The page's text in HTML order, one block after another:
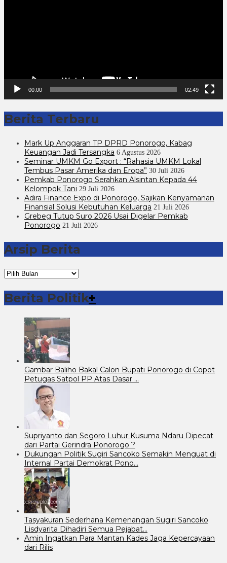
00:00 02:49
Berita Terbaru
Mark Up Anggaran TP DPRD Ponorogo, Kabag
Keuangan Jadi Tersangka 6 Agustus 2026
Seminar UMKM Go Export : “Rahasia UMKM Lokal
Tembus Pasar Amerika dan Eropa” 30 Juli 2026
Pemkab Ponorogo Serahkan Alsintan Kepada 44
Kelompok Tani 29 Juli 2026
Adira Finance Expo di Ponorogo, Sajikan Kenyamanan
Finansial Solusi Kebutuhan Keluarga 21 Juli 2026
Grebeg Tutup Suro 2026 Usai Digelar Pemkab
Ponorogo 21 Juli 2026
Arsip Berita
Arsip
Berita
Berita Politik+
Gambar Baliho Bakal Calon Bupati Ponorogo di Copot
Petugas Satpol PP Atas Dasar …
Supriyanto dan Segoro Luhur Kusuma Ndaru Dipecat
dari Partai Gerindra Ponorogo ?
Dukungan Politik Sugiri Sancoko Semakin Menguat di
Internal Partai Demokrat Pono…
Tasyakuran Sederhana Kemenangan Sugiri Sancoko
Lisdyarita Dihadiri Semua Pejabat…
Amin Ingatkan Para Mantan Kades Jaga Kepercayaan
dari Rilis